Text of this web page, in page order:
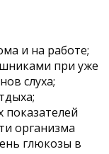
и на работе;
при уже
слуха;
показателей
организма
глюкозы в